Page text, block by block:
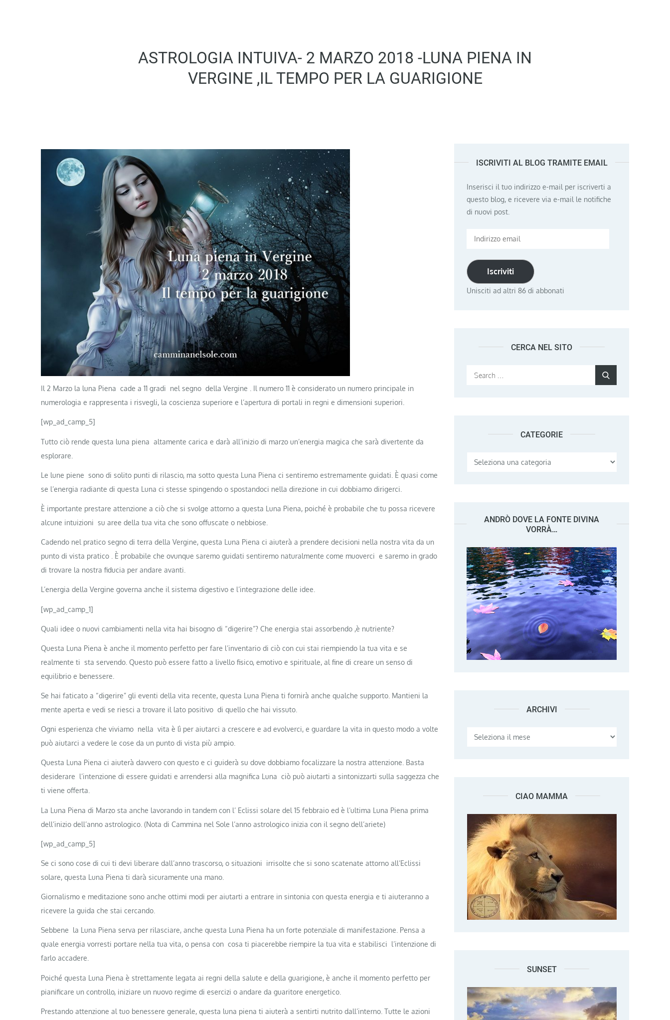
ASTROLOGIA INTUIVA- 2 MARZO 2018 -LUNA PIENA IN
VERGINE ,IL TEMPO PER LA GUARIGIONE
Il 2 Marzo la luna Piena cade a 11 gradi nel segno della Vergine . Il numero 11 è considerato un numero principale in
numerologia e rappresenta i risvegli, la coscienza superiore e l’apertura di portali in regni e dimensioni superiori.
[wp_ad_camp_5]
Tutto ciò rende questa luna piena altamente carica e darà all’inizio di marzo un’energia magica che sarà divertente da
esplorare.
Le lune piene sono di solito punti di rilascio, ma sotto questa Luna Piena ci sentiremo estremamente guidati. È quasi come
se l’energia radiante di questa Luna ci stesse spingendo o spostandoci nella direzione in cui dobbiamo dirigerci.
È importante prestare attenzione a ciò che si svolge attorno a questa Luna Piena, poiché è probabile che tu possa ricevere
alcune intuizioni su aree della tua vita che sono offuscate o nebbiose.
Cadendo nel pratico segno di terra della Vergine, questa Luna Piena ci aiuterà a prendere decisioni nella nostra vita da un
punto di vista pratico . È probabile che ovunque saremo guidati sentiremo naturalmente come muoverci e saremo in grado
di trovare la nostra fiducia per andare avanti.
L’energia della Vergine governa anche il sistema digestivo e l’integrazione delle idee.
[wp_ad_camp_1]
Quali idee o nuovi cambiamenti nella vita hai bisogno di “digerire”? Che energia stai assorbendo ,è nutriente?
Questa Luna Piena è anche il momento perfetto per fare l’inventario di ciò con cui stai riempiendo la tua vita e se
realmente ti sta servendo. Questo può essere fatto a livello fisico, emotivo e spirituale, al fine di creare un senso di
equilibrio e benessere.
Se hai faticato a “digerire” gli eventi della vita recente, questa Luna Piena ti fornirà anche qualche supporto. Mantieni la
mente aperta e vedi se riesci a trovare il lato positivo di quello che hai vissuto.
Ogni esperienza che viviamo nella vita è lì per aiutarci a crescere e ad evolverci, e guardare la vita in questo modo a volte
può aiutarci a vedere le cose da un punto di vista più ampio.
Questa Luna Piena ci aiuterà davvero con questo e ci guiderà su dove dobbiamo focalizzare la nostra attenzione. Basta
desiderare l’intenzione di essere guidati e arrendersi alla magnifica Luna ciò può aiutarti a sintonizzarti sulla saggezza che
ti viene offerta.
La Luna Piena di Marzo sta anche lavorando in tandem con l’ Eclissi solare del 15 febbraio ed è l’ultima Luna Piena prima
dell’inizio dell’anno astrologico. (Nota di Cammina nel Sole l’anno astrologico inizia con il segno dell’ariete)
[wp_ad_camp_5]
Se ci sono cose di cui ti devi liberare dall’anno trascorso, o situazioni irrisolte che si sono scatenate attorno all’Eclissi
solare, questa Luna Piena ti darà sicuramente una mano.
Giornalismo e meditazione sono anche ottimi modi per aiutarti a entrare in sintonia con questa energia e ti aiuteranno a
ricevere la guida che stai cercando.
Sebbene la Luna Piena serva per rilasciare, anche questa Luna Piena ha un forte potenziale di manifestazione. Pensa a
quale energia vorresti portare nella tua vita, o pensa con cosa ti piacerebbe riempire la tua vita e stabilisci l’intenzione di
farlo accadere.
Poiché questa Luna Piena è strettamente legata ai regni della salute e della guarigione, è anche il momento perfetto per
pianificare un controllo, iniziare un nuovo regime di esercizi o andare da guaritore energetico.
Prestando attenzione al tuo benessere generale, questa luna piena ti aiuterà a sentirti nutrito dall’interno. Tutte le azioni
ISCRIVITI AL BLOG TRAMITE EMAIL
Inserisci il tuo indirizzo e-mail per iscriverti a
questo blog, e ricevere via e-mail le notifiche
di nuovi post.
Indirizzo
Iscriviti
Unisciti ad altri 86 di abbonati
CERCA NEL SITO
Search
CATEGORIE
Categorie
ANDRÒ DOVE LA FONTE DIVINA
VORRÀ…
ARCHIVI Archivi
CIAO MAMMA
SUNSET